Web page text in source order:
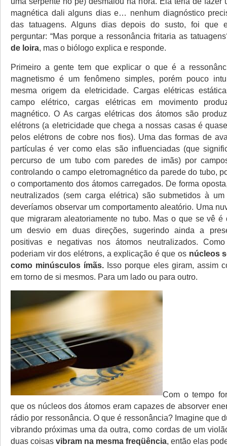
magnética dali alguns dias e… nenhum diagnóstico
das tatuagens. Alguns dias depois do susto, foi que
perguntar: “Mas porque a ressonância fritaria as
de loira, mas o biólogo explica e responde.
Primeiro a gente tem que explicar o que é a
magnetismo é um fenômeno simples, porém pouco
mesma origem da eletricidade. Cargas elétricas
campo elétrico, cargas elétricas em movimento
magnético. O As cargas elétricas dos átomos são
elétrons (a eletricidade que chega a nossas casas é
pelos elétrons de cobre nos fios). Uma das formas de
partículas é ver como elas são influenciadas (que
percurso de um tubo com paredes de imãs) por
controlando o campo eletromagnético da parede do tubo,
o comportamento dos átomos carregados. De forma
neutralizados (sem carga elétrica) são submetidos à
deveríamos observar um comportamento aleatório. Uma
que migraram aleatoriamente no tubo. Mas o que se vê é
um desvio em duas direções, sugerindo ainda a
positivas e negativas nos átomos neutralizados.
poderiam vir dos elétrons, a explicação é que os núcleos
como minúsculos ímãs. Isso porque eles giram, assim
em torno de si mesmos. Para um lado ou para outro.
Com o tempo
que os núcleos dos átomos eram capazes de absorver
rádio por ressonância. O que é ressonância? Imagine que
vibrando próximas uma da outra, como cordas de um
duas coisas vibram na mesma freqüência, então elas